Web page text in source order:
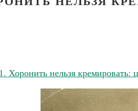
Хоронить нельзя кремировать: